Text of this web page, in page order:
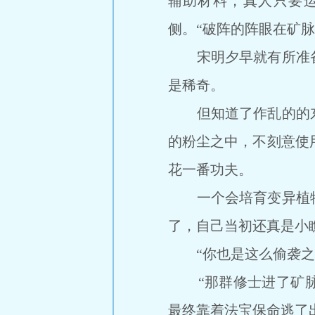
侧。“破阵的阵眼在矿
宋明夕早就有所准备
是稀奇。
但知道了作乱的的东
的粉尘之中，不刻意
花一番功夫。
一个会培育变异植物
了，自己当初还真是小
“你也是这么偷袭之
“那群修士进了矿脉
最终靠着法宝保命逃了